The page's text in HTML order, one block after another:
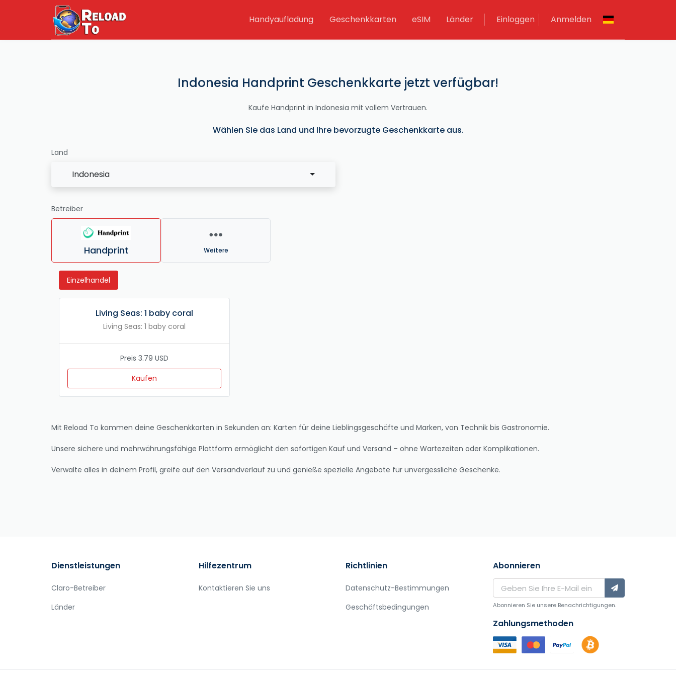
Handyaufladung Geschenkkarten eSIM Länder Einloggen Anmelden
Indonesia Handprint Geschenkkarte jetzt verfügbar!
Kaufe Handprint in Indonesia mit vollem Vertrauen.
Wählen Sie das Land und Ihre bevorzugte Geschenkkarte aus.
Land
Indonesia
Betreiber
Handprint Weitere
Einzelhandel
Living Seas: 1 baby coral
Living Seas: 1 baby coral
Preis 3.79 USD
Kaufen
Mit Reload To kommen deine Geschenkkarten in Sekunden an: Karten für deine Lieblingsgeschäfte und Marken, von Technik bis Gastronomie.
Unsere sichere und mehrwährungsfähige Plattform ermöglicht den sofortigen Kauf und Versand – ohne Wartezeiten oder Komplikationen.
Verwalte alles in deinem Profil, greife auf den Versandverlauf zu und genieße spezielle Angebote für unvergessliche Geschenke.
Dienstleistungen
Claro-Betreiber
Länder
Hilfezentrum
Kontaktieren Sie uns
Richtlinien
Datenschutz-Bestimmungen
Geschäftsbedingungen
Abonnieren
Abonnieren Sie unsere Benachrichtigungen.
Zahlungsmethoden